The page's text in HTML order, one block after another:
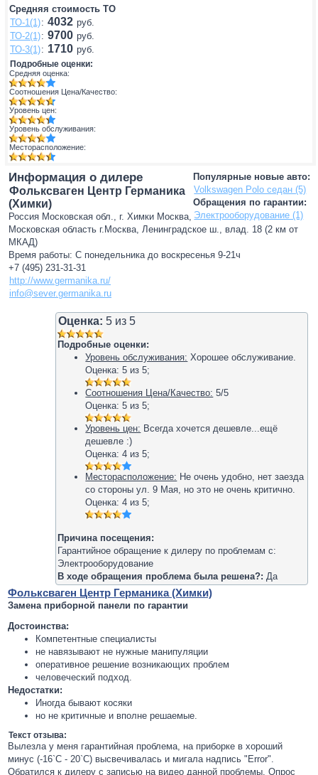
Средняя стоимость ТО
ТО-1(1): 4032 руб.
ТО-2(1): 9700 руб.
ТО-3(1): 1710 руб.
Подробные оценки:
Средняя оценка:
Соотношения Цена/Качество:
Уровень цен:
Уровень обслуживания:
Месторасположение:
Популярные новые авто:
Volkswagen Polo седан (5)
Обращения по гарантии:
Электрооборудование (1)
Информация о дилере
Фольксваген Центр Германика
(Химки)
Россия Московская обл., г. Химки Москва,
Московская область г.Москва, Ленинградское ш., влад. 18 (2 км от
МКАД)
Время работы: С понедельника до воскресенья 9-21ч
+7 (495) 231-31-31
http://www.germanika.ru/
info@sever.germanika.ru
Оценка: 5 из5
Подробные оценки:
Уровень обслуживания: Хорошее обслуживание.
Оценка:5 из5;
Соотношения Цена/Качество: 5/5
Оценка:5 из5;
Уровень цен: Всегда хочется дешевле...ещё
дешевле :)
Оценка:4 из5;
Месторасположение: Не очень удобно, нет заезда
со стороны ул. 9 Мая, но это не очень критично.
Оценка:4 из5;
Причина посещения:
Гарантийное обращение к дилеру по проблемам с:
Электрооборудование
В ходе обращения проблема была решена?: Да
Фольксваген Центр Германика (Химки)
Замена приборной панели по гарантии
Достоинства:
Компетентные специалисты
не навязывают не нужные манипуляции
оперативное решение возникающих проблем
человеческий подход.
Недостатки:
Иногда бывают косяки
но не критичные и вполне решаемые.
Текст отзыва:
Вылезла у меня гарантийная проблема, на приборке в хороший
минус (-16`C - 20`C) высвечивалась и мигала надпись "Error".
Обратился к дилеру с записью на видео данной проблемы. Опрос